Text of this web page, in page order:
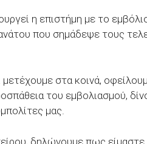
η επιστήμη με το
που σημάδεψε τους
στα κοινά,
του εμβολιασμού,
μας.
δηλώνουμε πως είμαστε